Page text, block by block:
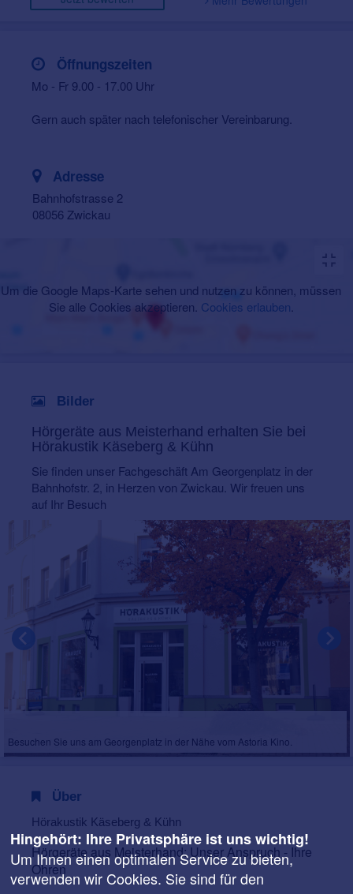
Öffnungszeiten
Mo - Fr 9.00 - 17.00 Uhr
Gern auch später nach telefonischer Vereinbarung.
Adresse
Bahnhofstrasse 2
08056 Zwickau
Um die Google Maps-Karte sehen und nutzen zu können, müssen
Sie alle Cookies akzeptieren. Cookies erlauben
Bilder
Hörgeräte aus Meisterhand erhalten Sie bei
Hörakustik Käseberg & Kühn
Sie finden unser Fachgeschäft Am Georgenplatz in der
Bahnhofstr. 2, in Herzen von Zwickau. Wir freuen uns
auf Ihr Besuch
Besuchen Sie uns am Georgenplatz in der Nähe vom Astoria Kino.
Über
Hörakustik Käseberg & Kühn
Hörgeräte aus Meisterhand: Unser Anspruch - Ihre
Ohren
Hingehört: Ihre Privatsphäre ist uns wichtig!
Um Ihnen einen optimalen Service zu bieten,
verwenden wir Cookies. Sie sind für den